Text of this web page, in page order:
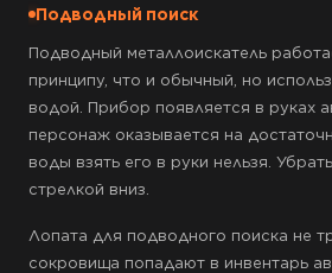
Подводный поиск
Подводный металлоискатель
принципу, что и обычный, но
водой. Прибор появляется в руках
персонаж оказывается на
воды взять его в руки нельзя.
стрелкой вниз.
Лопата для подводного поиска не
сокровища попадают в инвентарь